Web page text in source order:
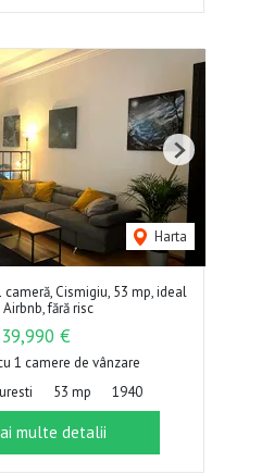
Harta
Next
Cismigiu, 53 mp, ideal
fără risc
€
1 camere de vânzare
53 mp 1940
multe detalii